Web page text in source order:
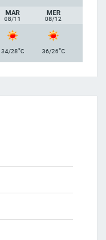
MAR
08/11
MER
08/12
34/28°C 36/26°C